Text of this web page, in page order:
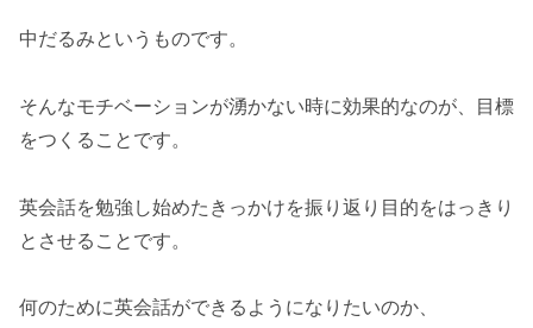
中だるみというものです。
そんなモチベーションが湧かない時に効果的なのが、目標
をつくることです。
英会話を勉強し始めたきっかけを振り返り目的をはっきり
とさせることです。
何のために英会話ができるようになりたいのか、